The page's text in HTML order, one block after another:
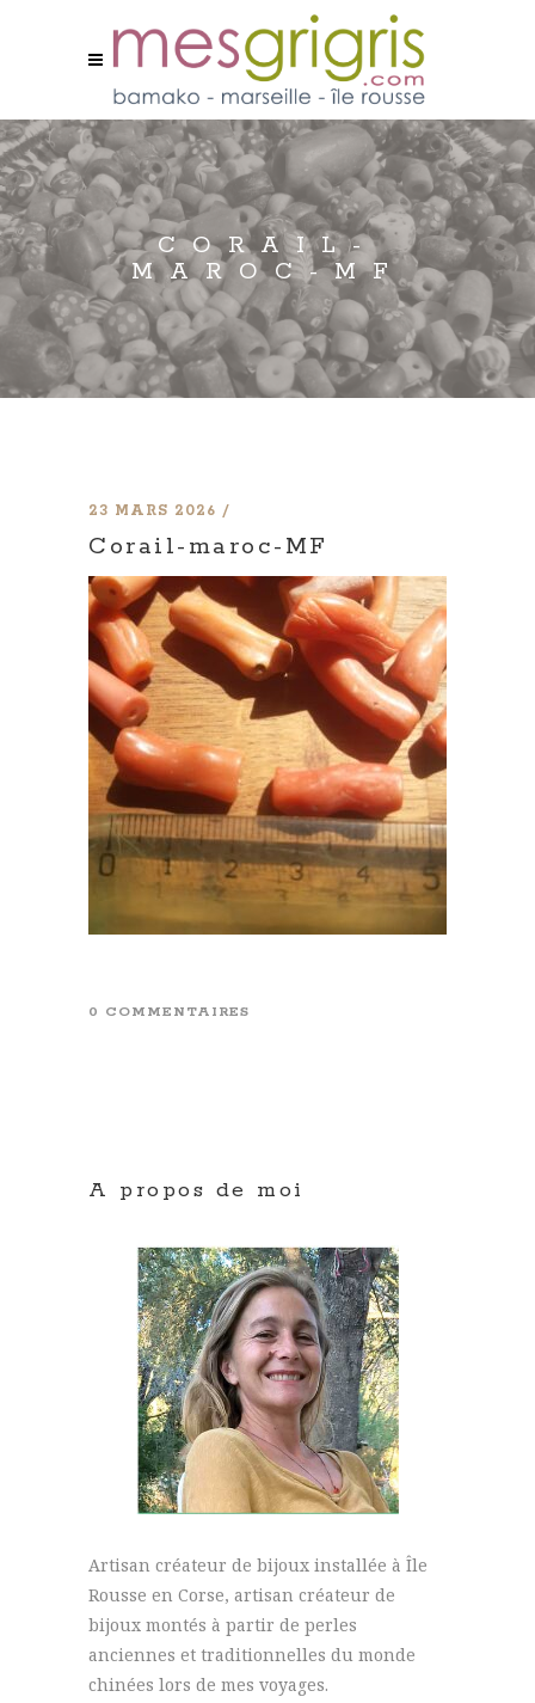
CORAIL-
MAROC-MF
23 MARS 2026
Corail-maroc-MF
0 COMMENTAIRES
A propos de moi
Artisan créateur de bijoux installée à Île
Rousse en Corse, artisan créateur de
bijoux montés à partir de perles
anciennes et traditionnelles du monde
chinées lors de mes voyages.